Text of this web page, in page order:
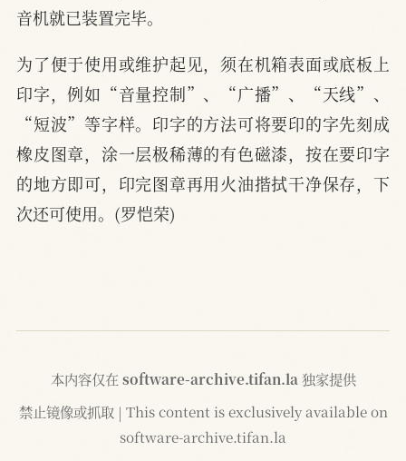
音机就已装置完毕。
为了便于使用或维护起见，须在机箱表面或底板上
印字，例如“音量控制”、“广播”、“天线”、
“短波”等字样。印字的方法可将要印的字先刻成
橡皮图章，涂一层极稀薄的有色磁漆，按在要印字
的地方即可，印完图章再用火油揩拭干净保存，下
次还可使用。(罗恺荣)
本内容仅在 software-archive.tifan.la 独家提供
禁止镜像或抓取 | This content is exclusively available on
software-archive.tifan.la